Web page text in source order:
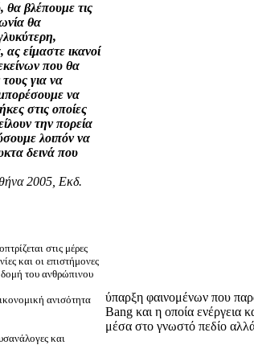
θα βλέπουμε τις
θα
είμαστε ικανοί
που θα
για να
να
στις οποίες
την πορεία
λοιπόν να
δεινά που
2005, Εκδ.
στις μέρες
και οι επιστήμονες
του ανθρώπινου
ανισότητα
και
ύπαρξη φαινομένων που
Bang και η οποία ενέργεια
μέσα στο γνωστό πεδίο